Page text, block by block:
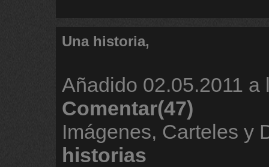
Una historia,
Añadido 02.05.2011 a
Comentar(47)
Imágenes, Carteles y
historias